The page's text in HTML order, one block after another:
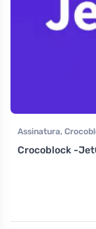
Assinatura,
Crocoblock -